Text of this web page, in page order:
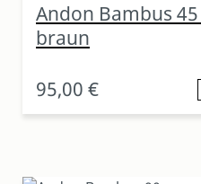
Andon Bambus
braun
95,00 €